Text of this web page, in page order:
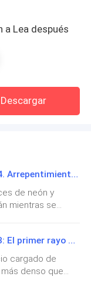
a Lea después
el enorme
a su lado
todo el fin
cazándolo
conmigo? – el
busto
Descargar
Una Propuesta Millonaria Capítulo 84. Arrepentimientos y argumentos
de neón y
mientras se
con la vista
visto a su
dolor era lo único
Derek, su voz
Una Propuesta Millonaria Capítulo 83: El primer rayo de sol
cargado de
más denso que